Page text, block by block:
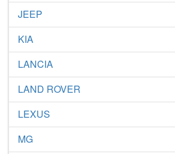
JEEP
KIA
LANCIA
LAND ROVER
LEXUS
MG